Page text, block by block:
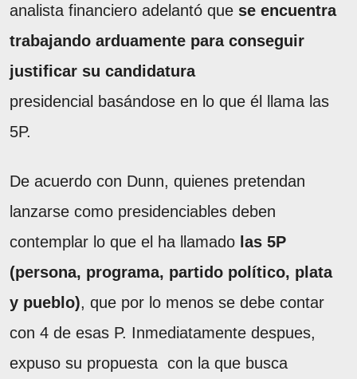
analista financiero adelantó que se encuentra
trabajando arduamente para conseguir
justificar su candidatura
presidencial basándose en lo que él llama las
5P.
De acuerdo con Dunn, quienes pretendan
lanzarse como presidenciables deben
contemplar lo que el ha llamado las 5P
(persona, programa, partido político, plata
y pueblo), que por lo menos se debe contar
con 4 de esas P. Inmediatamente despues,
expuso su propuesta con la que busca